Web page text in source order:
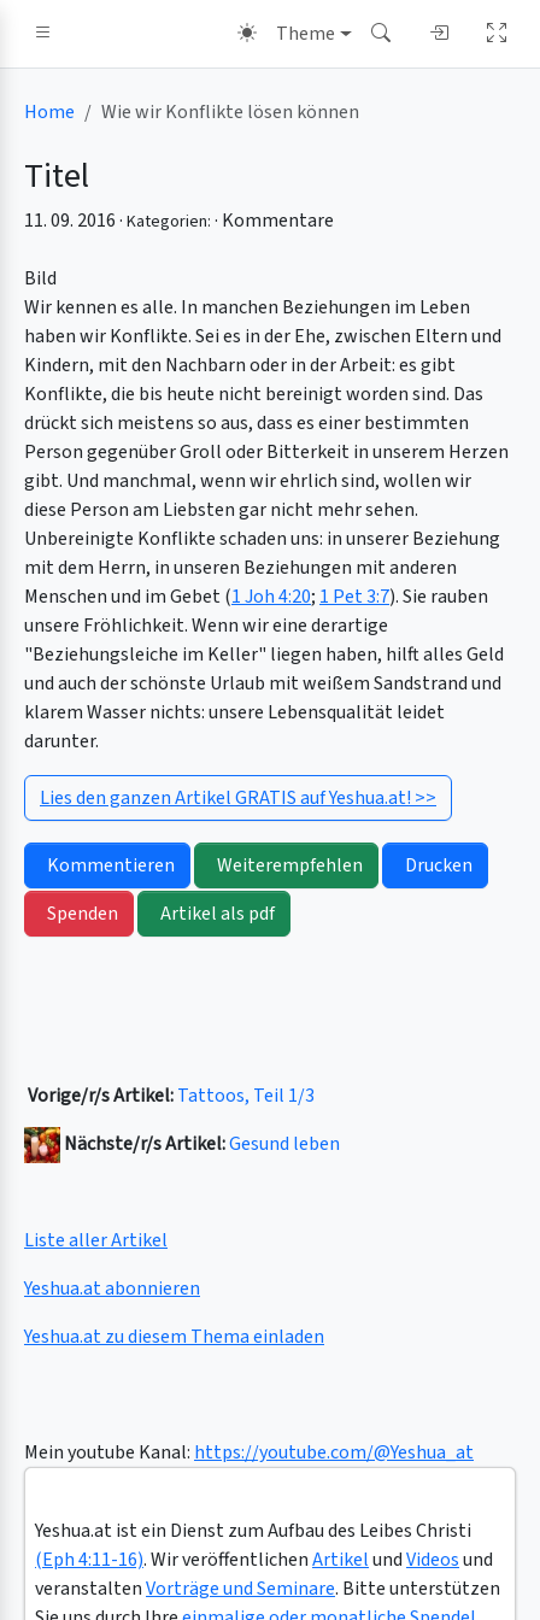
Theme
Home Wie wir Konflikte lösen können
Titel
11. 09. 2016 · Kategorien: · Kommentare
Bild
Wir kennen es alle. In manchen Beziehungen im Leben
haben wir Konflikte. Sei es in der Ehe, zwischen Eltern und
Kindern, mit den Nachbarn oder in der Arbeit: es gibt
Konflikte, die bis heute nicht bereinigt worden sind. Das
drückt sich meistens so aus, dass es einer bestimmten
Person gegenüber Groll oder Bitterkeit in unserem Herzen
gibt. Und manchmal, wenn wir ehrlich sind, wollen wir
diese Person am Liebsten gar nicht mehr sehen.
Unbereinigte Konflikte schaden uns: in unserer Beziehung
mit dem Herrn, in unseren Beziehungen mit anderen
Menschen und im Gebet (1 Joh 4:20; 1 Pet 3:7). Sie rauben
unsere Fröhlichkeit. Wenn wir eine derartige
"Beziehungsleiche im Keller" liegen haben, hilft alles Geld
und auch der schönste Urlaub mit weißem Sandstrand und
klarem Wasser nichts: unsere Lebensqualität leidet
darunter.
Lies den ganzen Artikel GRATIS auf Yeshua.at! >>
Kommentieren Weiterempfehlen
Drucken
Spenden
Artikel als pdf
Vorige/r/s Artikel:Tattoos, Teil 1/3
Nächste/r/s Artikel:Gesund leben
Liste aller Artikel
Yeshua.at abonnieren
Yeshua.at zu diesem Thema einladen
Mein youtube Kanal: https://youtube.com/@Yeshua_at
Yeshua.at ist ein Dienst zum Aufbau des Leibes Christi
(Eph 4:11-16). Wir veröffentlichenArtikelundVideosund
veranstaltenVorträge und Seminare. Bitte unterstützen